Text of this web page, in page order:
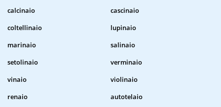
calcinaio
cascinaio
coltellinaio
lupinaio
marinaio
salinaio
setolinaio
verminaio
vinaio
violinaio
renaio
autotelaio